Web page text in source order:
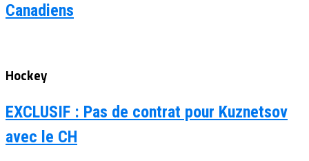
Canadiens
Hockey
EXCLUSIF : Pas de contrat pour Kuznetsov
avec le CH